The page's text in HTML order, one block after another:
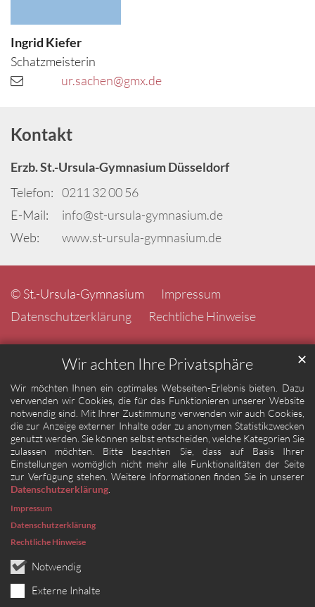
Wir achten Ihre Privatsphäre
Wir möchten Ihnen ein optimales Webseiten-Erlebnis bieten. Dazu
verwenden wir Cookies, die für das Funktionieren unserer Website
notwendig sind. Mit Ihrer Zustimmung verwenden wir auch Cookies,
die zur Anzeige externer Inhalte oder zu anonymen Statistikzwecken
genutzt werden. Sie können selbst entscheiden, welche Kategorien Sie
zulassen möchten. Bitte beachten Sie, dass auf Basis Ihrer
Einstellungen womöglich nicht mehr alle Funktionalitäten der Seite
zur Verfügung stehen. Weitere Informationen finden Sie in unserer
Datenschutzerklärung
Notwendig
Externe Inhalte
✕
Impressum
Datenschutzerklärung
Rechtliche Hinweise
Ingrid Kiefer
Schatzmeisterin
ur.sachen@gmx.de
Kontakt
Erzb. St.-Ursula-Gymnasium Düsseldorf
Telefon: 0211 32 00 56
E-Mail:
info@st-ursula-gymnasium.de
Web:
www.st-ursula-gymnasium.de
© St.-Ursula-Gymnasium
Impressum
Datenschutzerklärung
Rechtliche Hinweise